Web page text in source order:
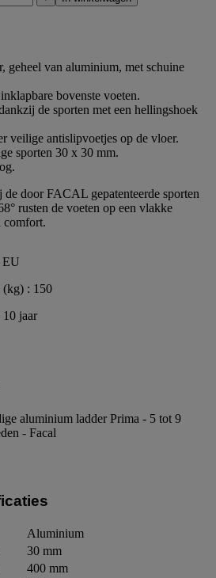
geheel van aluminium, met schuine
bovenste voeten.
de sporten met een hellingshoek
veilige antislipvoetjes op de vloer.
sporten 30 x 30 mm.
door FACAL gepatenteerde sporten
rusten de voeten op een vlakke
comfort.
EU
(kg) : 150
jaar
aluminium ladder Prima - 5 tot 9
- Facal
Aluminium
30 mm
400 mm